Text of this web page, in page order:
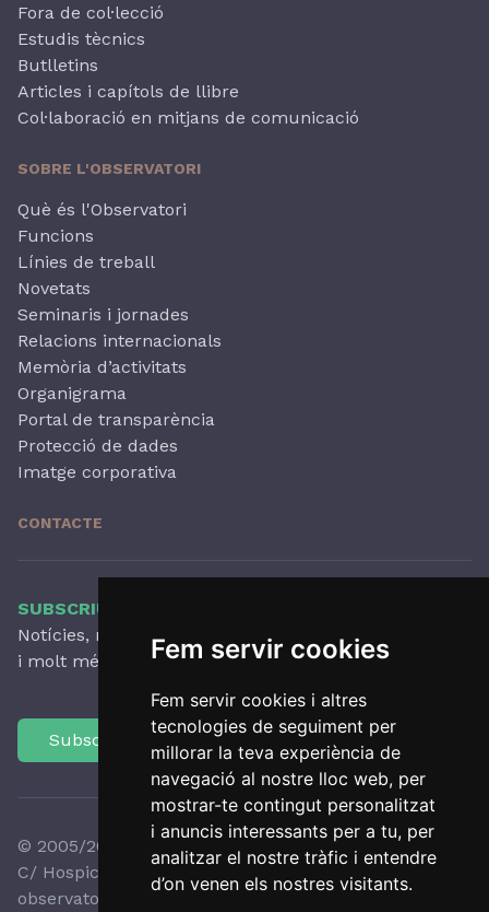
Fem servir cookies
Fem servir cookies i altres
tecnologies de seguiment per
millorar la teva experiència de
navegació al nostre lloc web, per
mostrar-te contingut personalitzat
i anuncis interessants per a tu, per
analitzar el nostre tràfic i entendre
d’on venen els nostres visitants.
Fora de col·lecció
Estudis tècnics
Butlletins
Articles i capítols de llibre
Col·laboració en mitjans de comunicació
SOBRE L'OBSERVATORI
Què és l'Observatori
Funcions
Línies de treball
Novetats
Seminaris i jornades
Relacions internacionals
Memòria d’activitats
Organigrama
Portal de transparència
Protecció de dades
Imatge corporativa
CONTACTE
SUBSCRIU-TE AL NOSTRE BUTLLETÍ
Notícies, novetats destacades, articles, activitats
i molt més, amb periodicitat trimestral.
Subscriu-te
© 2005/2026 Observatori del Paisatge de Catalunya
C/ Hospici, 8 - 17800 OLOT - Tel:
+34 972 27 35 64
observatori@catpaisatge.net